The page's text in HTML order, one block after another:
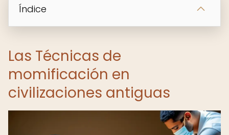
Índice
Las Técnicas de
momificación en
civilizaciones antiguas